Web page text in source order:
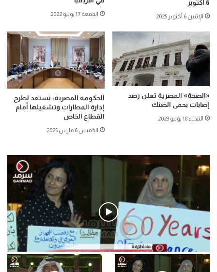
6 أكتوبر
الإثنين 6 أكتوبر 2025 الجمعة 17 يونيو 2022
«الصحة» المصرية تعلن رصد
إصابات بحمى الضنك
الثلاثاء 18 يوليو 2023
الحكومة المصرية: نستعد لطرح
إدارة المطارات وتشغيلها أمام
القطاع الخاص
الخميس 6 مارس 2025
فيديو